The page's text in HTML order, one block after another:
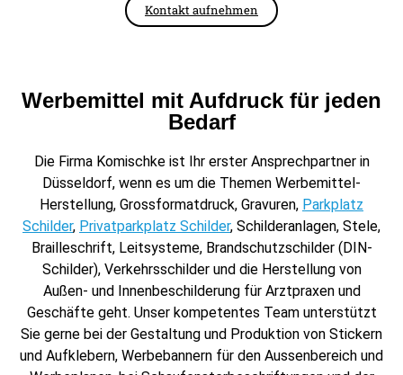
Kontakt aufnehmen
Werbemittel mit Aufdruck für jeden
Bedarf
Die Firma Komischke ist Ihr erster Ansprechpartner in
Düsseldorf, wenn es um die Themen Werbemittel-
Herstellung, Grossformatdruck, Gravuren, Parkplatz
Schilder, Privatparkplatz Schilder, Schilderanlagen, Stele,
Brailleschrift, Leitsysteme, Brandschutzschilder (DIN-
Schilder), Verkehrsschilder und die Herstellung von
Außen- und Innenbeschilderung für Arztpraxen und
Geschäfte geht. Unser kompetentes Team unterstützt
Sie gerne bei der Gestaltung und Produktion von Stickern
und Aufklebern, Werbebannern für den Aussenbereich und